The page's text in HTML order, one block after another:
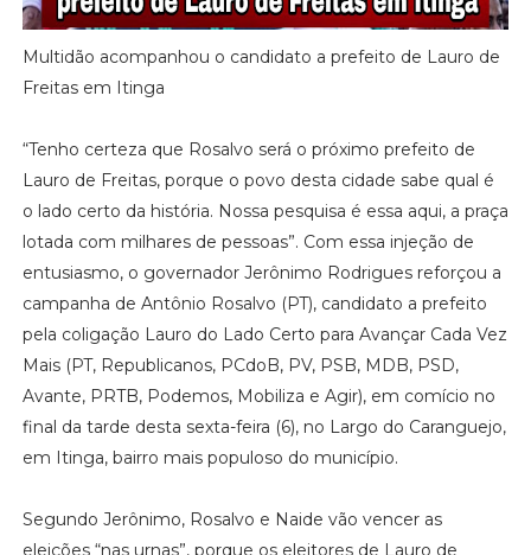
Multidão acompanhou o candidato a prefeito de Lauro de
Freitas em Itinga
“Tenho certeza que Rosalvo será o próximo prefeito de
Lauro de Freitas, porque o povo desta cidade sabe qual é
o lado certo da história. Nossa pesquisa é essa aqui, a praça
lotada com milhares de pessoas”. Com essa injeção de
entusiasmo, o governador Jerônimo Rodrigues reforçou a
campanha de Antônio Rosalvo (PT), candidato a prefeito
pela coligação Lauro do Lado Certo para Avançar Cada Vez
Mais (PT, Republicanos, PCdoB, ⁠PV, PSB, MDB, PSD,
Avante, PRTB, Podemos, ⁠Mobiliza e Agir), em comício no
final da tarde desta sexta-feira (6), no Largo do Caranguejo,
em Itinga, bairro mais populoso do município.
Segundo Jerônimo, Rosalvo e Naide vão vencer as
eleições “nas urnas”, porque os eleitores de Lauro de